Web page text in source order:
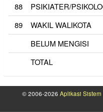
88
PSIKIATER/
89
WAKIL WALIKOTA
BELUM MENGISI
TOTAL
© 2006-2026 Aplikasi Sistem